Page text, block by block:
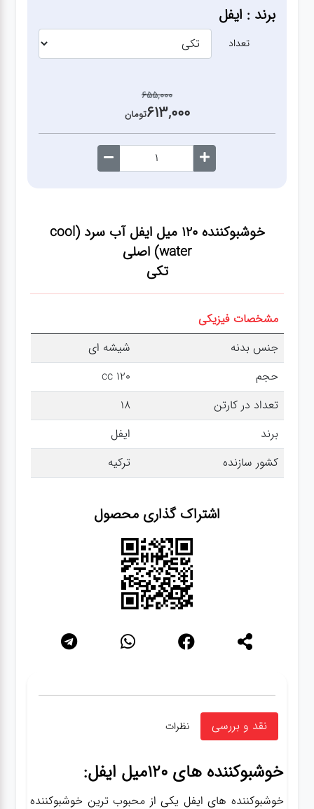
بانکه،پاسماوری،جا
ادویه
زباله،سرویس
جشن و تولد
چینی تقدس
خوشبوکننده 120 میل ایفل آب سرد (cool
water) اصلی
تکی
مشخصات فیزیکی
جنس بدنه
شیشه ای
حجم
120 cc
تعداد در کارتن
18
برند
ایفل
کشور سازنده
ترکیه
اشتراک گذاری محصول
برند : ایفل
تعداد
655,000
613,000تومان
نقد و بررسی نظرات
خوشبوکننده های 120میل ایفل:
خوشبوکننده های ایفل یکی از محبوب ترین خوشبوکننده